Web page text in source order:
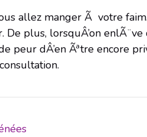
allez manger Ã votre
plus, lorsquÂ’on
peur dÂ’en Ãªtre encore